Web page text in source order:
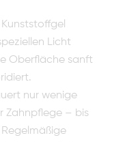
Licht
Oberfläche sanft
nur wenige
Zahnpflege – bis